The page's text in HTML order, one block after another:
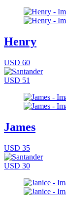
Henry
USD 60
USD 51
James
USD 35
USD 30